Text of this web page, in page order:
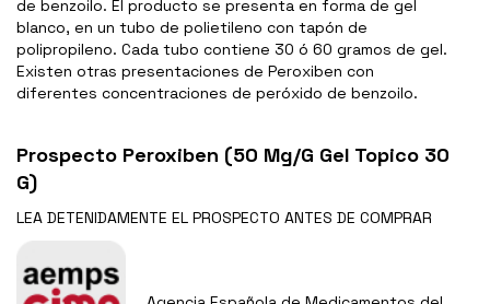
de benzoilo. El producto se presenta en forma de gel
blanco, en un tubo de polietileno con tapón de
polipropileno. Cada tubo contiene 30 ó 60 gramos de gel.
Existen otras presentaciones de Peroxiben con
diferentes concentraciones de peróxido de benzoilo.
Prospecto Peroxiben (50 Mg/G Gel Topico 30
G)
LEA DETENIDAMENTE EL PROSPECTO ANTES DE COMPRAR